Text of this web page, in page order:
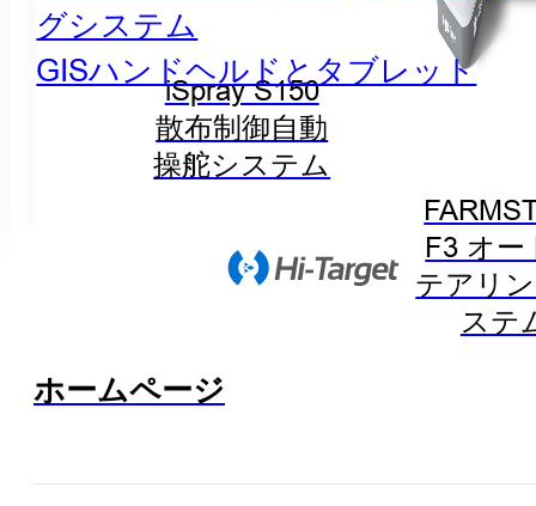
iSpray S150
散布制御自動
操舵システム
F3 オー
テアリ
ステ
グシステム
GISハンドヘルドとタブレット
ホームページ